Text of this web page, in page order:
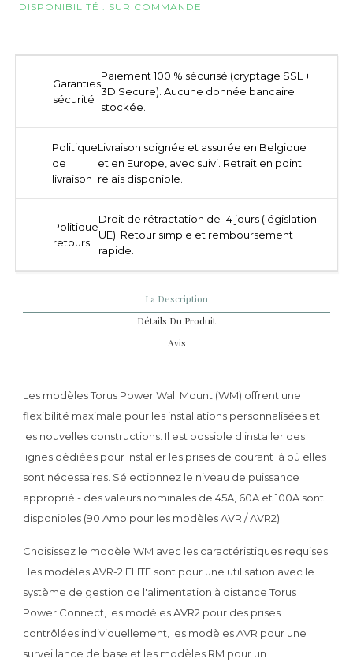
DISPONIBILITÉ : SUR COMMANDE
Garanties
sécurité
Paiement 100 % sécurisé (cryptage SSL +
3D Secure). Aucune donnée bancaire
stockée.
Politique
de
livraison
Livraison soignée et assurée en Belgique
et en Europe, avec suivi. Retrait en point
relais disponible.
Politique
retours
Droit de rétractation de 14 jours (législation
UE). Retour simple et remboursement
rapide.
La Description
Détails Du Produit
Avis
Les modèles Torus Power Wall Mount (WM) offrent une
flexibilité maximale pour les installations personnalisées et
les nouvelles constructions. Il est possible d'installer des
lignes dédiées pour installer les prises de courant là où elles
sont nécessaires. Sélectionnez le niveau de puissance
approprié - des valeurs nominales de 45A, 60A et 100A sont
disponibles (90 Amp pour les modèles AVR / AVR2).
Choisissez le modèle WM avec les caractéristiques requises
: les modèles AVR-2 ELITE sont pour une utilisation avec le
système de gestion de l'alimentation à distance Torus
Power Connect, les modèles AVR2 pour des prises
contrôlées individuellement, les modèles AVR pour une
surveillance de base et les modèles RM pour un